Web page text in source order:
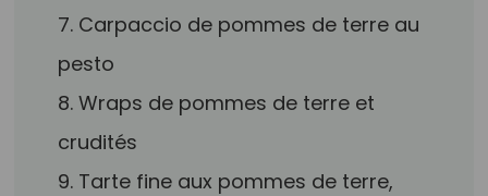
7. Carpaccio de pommes de terre au
pesto
8. Wraps de pommes de terre et
crudités
9. Tarte fine aux pommes de terre,